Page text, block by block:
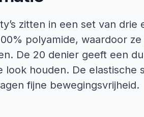
zitten in een set van
polyamide, waardoor
De 20 denier geeft een
look houden. De
fijne bewegingsvrijheid.